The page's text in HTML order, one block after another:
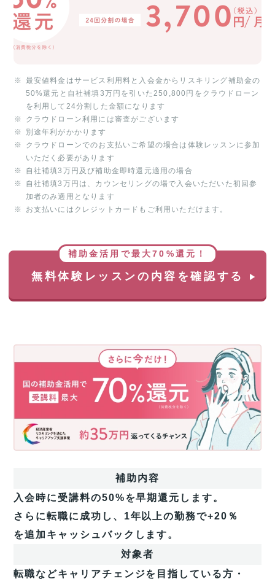
最安値料金はサービス利用料と入会金からリスキリング補助金の
50%還元と自社補填3万円を引いた250,800円をクラウドローン
を利用して24分割した金額になります
クラウドローン利用には審査がございます
別途年利がかかります
クラウドローンでのお支払いご希望の場合は体験レッスンに参加
いただく必要があります
自社補填3万円及び補助金即時還元適用の場合
自社補填3万円は、カウンセリングの場で入会いただいた初回参
加者のみ適用となります
お支払いにはクレジットカードもご利用いただけます。
補助金活用で最大70%還元！
無料体験レッスンの内容を確認する
ら
今
補
活
用
で
今
だ
受
補助内容
入会時に受講料の50%を早期還元します。
さらに転職に成功し、1年以上の勤務で+20％
を追加キャッシュバックします。
対象者
転職などキャリアチェンジを目指している方・